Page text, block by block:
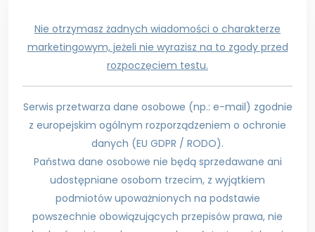
Nie otrzymasz żadnych wiadomości o charakterze
marketingowym, jeżeli nie wyrazisz na to zgody przed
rozpoczęciem testu.
Serwis przetwarza dane osobowe (np.: e-mail) zgodnie
z europejskim ogólnym rozporządzeniem o ochronie
danych (EU GDPR / RODO).
Państwa dane osobowe nie będą sprzedawane ani
udostępniane osobom trzecim, z wyjątkiem
podmiotów upoważnionych na podstawie
powszechnie obowiązujących przepisów prawa, nie